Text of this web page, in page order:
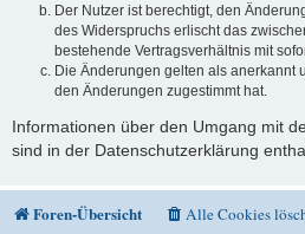
Der Nutzer ist berechtigt, den
des Widerspruchs erlischt das
bestehende Vertragsverhältnis mit
Die Änderungen gelten als anerkannt
den Änderungen zugestimmt hat.
Informationen über den Umgang mit
sind in der Datenschutzerklärung
Foren-Übersicht Alle Cookies